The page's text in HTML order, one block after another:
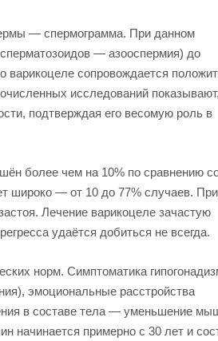
— спермограмма. При данном
— азооспермия) до
варикоцеле сопровождается
исследований
подтверждая его весомую роль в
более чем на 10% по сравнению
широко — от 10 до 77% случаев.
Лечение варикоцеле зачастую
удаётся добиться не всегда.
норм. Симптоматика
эмоциональные расстройства
в составе тела — уменьшение
начинается примерно с 30 лет и